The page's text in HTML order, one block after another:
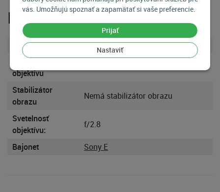
vás. Umožňujú spoznať a zapamätať si vaše preferencie.
Prijať
Nastaviť
Parametre
Bajonet objektívu
Sony FE
Odolnosť
objektívu
Stabilizátor
obrazu
Nemá stabilizátor obrazu
Svetelnosť
objektívu:
f/2.8
Bajonet Sony E